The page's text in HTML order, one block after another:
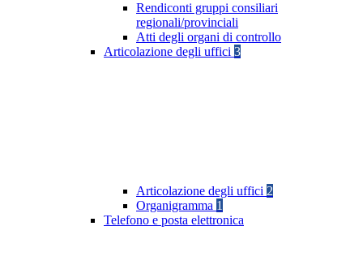
Rendiconti gruppi consiliari
regionali/provinciali
Atti degli organi di controllo
Articolazione degli uffici 3
Articolazione degli uffici 2
Organigramma 1
Telefono e posta elettronica